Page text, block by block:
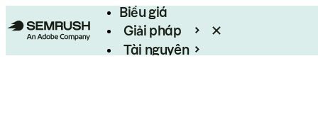
Biểu giá
Giải pháp
Tài nguyên